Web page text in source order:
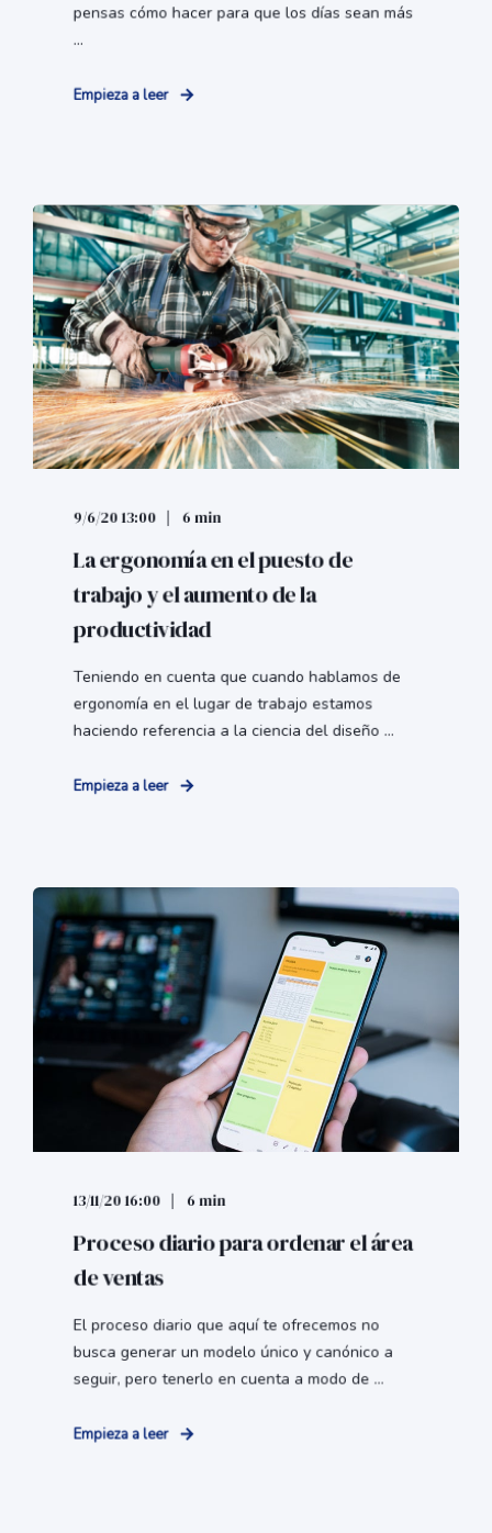
pensas cómo hacer para que los días sean más
...
Empieza a leer
9/6/20 13:00 6 min
La ergonomía en el puesto de
trabajo y el aumento de la
productividad
Teniendo en cuenta que cuando hablamos de
ergonomía en el lugar de trabajo estamos
haciendo referencia a la ciencia del diseño ...
Empieza a leer
13/11/20 16:00 6 min
Proceso diario para ordenar el área
de ventas
El proceso diario que aquí te ofrecemos no
busca generar un modelo único y canónico a
seguir, pero tenerlo en cuenta a modo de ...
Empieza a leer